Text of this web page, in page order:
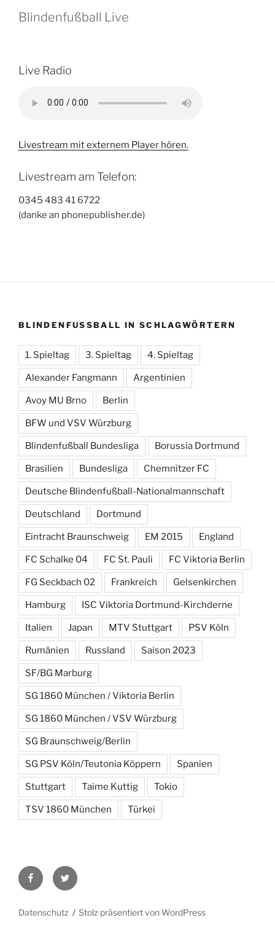
Blindenfußball Live
Live Radio
Livestream mit externem Player hören.
Livestream am Telefon:
0345 483 41 6722
(danke an phonepublisher.de)
BLINDENFUSSBALL IN SCHLAGWÖRTERN
1. Spieltag 3. Spieltag 4. Spieltag
Alexander Fangmann Argentinien
Avoy MU Brno Berlin
BFW und VSV Würzburg
Blindenfußball Bundesliga Borussia Dortmund
Brasilien Bundesliga Chemnitzer FC
Deutsche Blindenfußball-Nationalmannschaft
Deutschland Dortmund
Eintracht Braunschweig EM 2015 England
FC Schalke 04 FC St. Pauli FC Viktoria Berlin
FG Seckbach 02 Frankreich Gelsenkirchen
Hamburg ISC Viktoria Dortmund-Kirchderne
Italien Japan MTV Stuttgart PSV Köln
Rumänien Russland Saison 2023
SF/BG Marburg
SG 1860 München / Viktoria Berlin
SG 1860 München / VSV Würzburg
SG Braunschweig/Berlin
SG PSV Köln/Teutonia Köppern Spanien
Stuttgart Taime Kuttig Tokio
TSV 1860 München Türkei
FacebookTwitter
Datenschutz Stolz präsentiert von WordPress